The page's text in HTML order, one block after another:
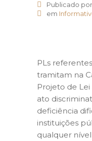
Publicado por
em
PLs
tramitam na
Projeto de Lei
ato
deficiência
instituições
qualquer